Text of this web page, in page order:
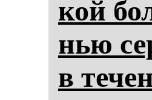
кой
нью
в